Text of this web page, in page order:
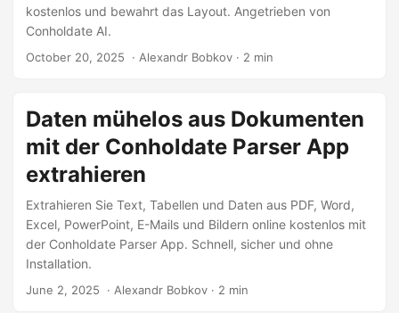
kostenlos und bewahrt das Layout. Angetrieben von
Conholdate AI.
October 20, 2025 ‎ · Alexandr Bobkov · 2 min
Daten mühelos aus Dokumenten
mit der Conholdate Parser App
extrahieren
Extrahieren Sie Text, Tabellen und Daten aus PDF, Word,
Excel, PowerPoint, E-Mails und Bildern online kostenlos mit
der Conholdate Parser App. Schnell, sicher und ohne
Installation.
June 2, 2025 ‎ · Alexandr Bobkov · 2 min